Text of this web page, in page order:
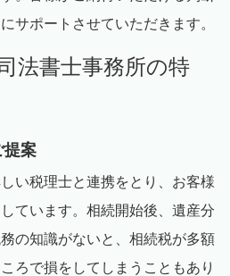
サポートさせていただきます。
法書士事務所の特
提案
い税理士と連携をとり、お客様
ています。相続開始後、遺産分
の知識がないと、相続税が多額
ろで損をしてしまうこともあり